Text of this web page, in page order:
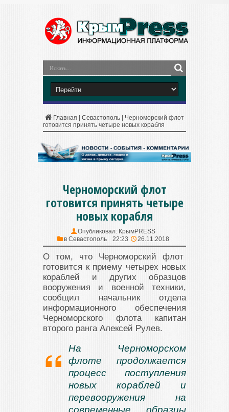
Главная Севастополь
Черноморский флот
готовится принять четыре новых корабля
Черноморский флот
готовится принять четыре
новых корабля
Опубликовал: КрымPRESS
в Севастополь 22:23 26.11.2018
О том, что Черноморский флот
готовится к приему четырех новых
кораблей и других образцов
вооружения и военной техники,
сообщил начальник отдела
информационного обеспечения
Черноморского флота капитан
второго ранга Алексей Рулев.
На Черноморском
флоте продолжается
процесс поступления
новых кораблей и
перевооружения на
современные образцы